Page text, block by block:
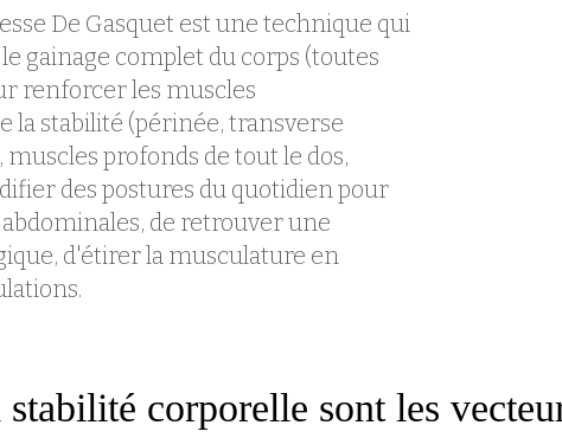
De Gasquet est une technique qui
gainage complet du corps (toutes
renforcer les muscles
la stabilité (périnée, transverse
profonds de tout le dos,
des postures du quotidien pour
de retrouver une
d'étirer la musculature en
stabilité corporelle sont les